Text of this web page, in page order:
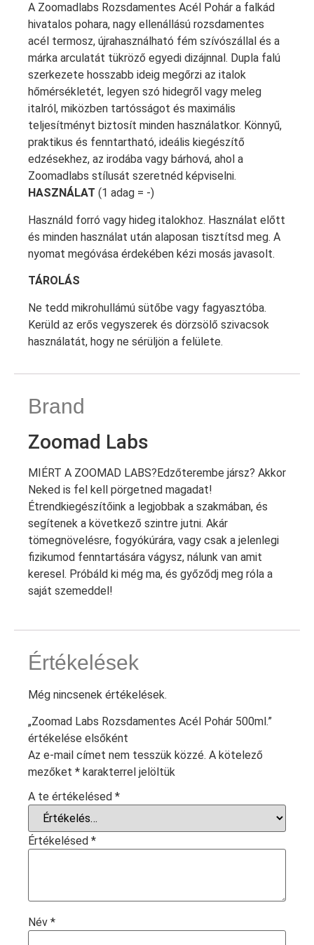
A Zoomadlabs Rozsdamentes Acél Pohár a falkád
hivatalos pohara, nagy ellenállású rozsdamentes
acél termosz, újrahasználható fém szívószállal és a
márka arculatát tükröző egyedi dizájnnal. Dupla falú
szerkezete hosszabb ideig megőrzi az italok
hőmérsékletét, legyen szó hidegről vagy meleg
italról, miközben tartósságot és maximális
teljesítményt biztosít minden használatkor. Könnyű,
praktikus és fenntartható, ideális kiegészítő
edzésekhez, az irodába vagy bárhová, ahol a
Zoomadlabs stílusát szeretnéd képviselni.
HASZNÁLAT (1 adag = -)
Használd forró vagy hideg italokhoz. Használat előtt
és minden használat után alaposan tisztítsd meg. A
nyomat megóvása érdekében kézi mosás javasolt.
TÁROLÁS
Ne tedd mikrohullámú sütőbe vagy fagyasztóba.
Kerüld az erős vegyszerek és dörzsölő szivacsok
használatát, hogy ne sérüljön a felülete.
Brand
Zoomad Labs
MIÉRT A ZOOMAD LABS?Edzőterembe jársz? Akkor
Neked is fel kell pörgetned magadat!
Étrendkiegészítőink a legjobbak a szakmában, és
segítenek a következő szintre jutni. Akár
tömegnövelésre, fogyókúrára, vagy csak a jelenlegi
fizikumod fenntartására vágysz, nálunk van amit
keresel. Próbáld ki még ma, és győződj meg róla a
saját szemeddel!
Értékelések
Még nincsenek értékelések.
„Zoomad Labs Rozsdamentes Acél Pohár 500ml.”
értékelése elsőként
Az e-mail címet nem tesszük közzé. A kötelező
mezőket * karakterrel jelöltük
A te értékelésed *
Értékelésed *
Név *